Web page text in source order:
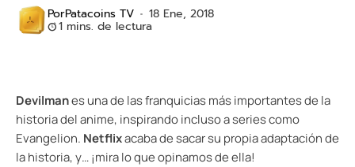
PorPatacoins TV 18 Ene, 2018
1 mins. de lectura
Devilmanes una de las franquicias más importantes de la
historia del anime, inspirando incluso a series como
Evangelion. Netflixacaba de sacar su propia adaptación de
la historia, y… ¡mira lo que opinamos de ella!